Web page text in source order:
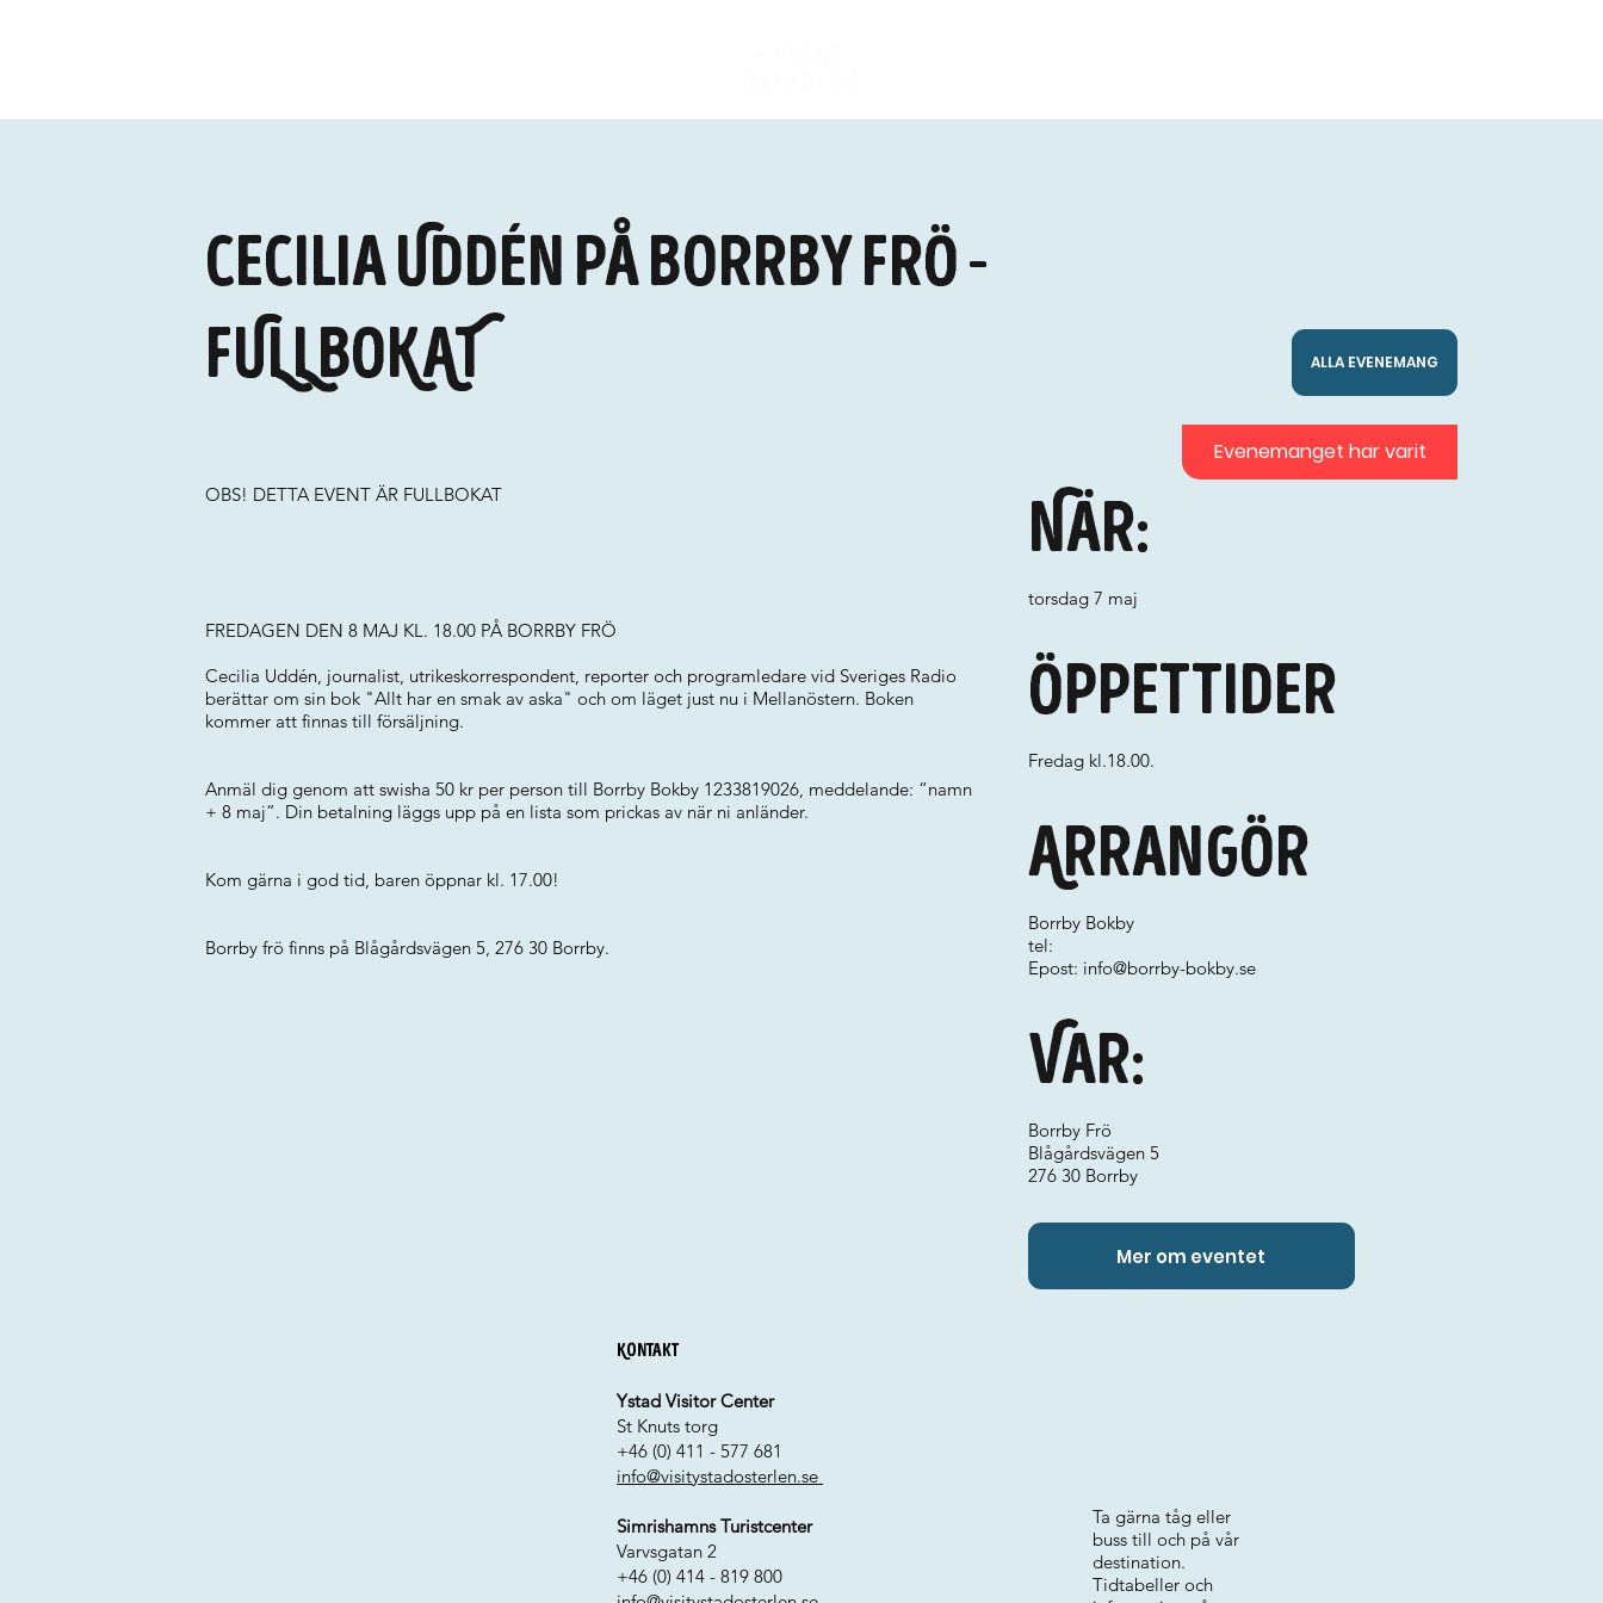
Cecilia Uddén på Borrby Frö -
FULLBOKAT
ALLA EVENEMANG
OBS! DETTA EVENT ÄR FULLBOKAT
FREDAGEN DEN 8 MAJ KL. 18.00 PÅ BORRBY FRÖ
Cecilia Uddén, journalist, utrikeskorrespondent, reporter och programledare vid Sveriges Radio
berättar om sin bok "Allt har en smak av aska" och om läget just nu i Mellanöstern. Boken
kommer att finnas till försäljning.
Anmäl dig genom att swisha 50 kr per person till Borrby Bokby 1233819026, meddelande: “namn
+ 8 maj”. Din betalning läggs upp på en lista som prickas av när ni anländer.
Kom gärna i god tid, baren öppnar kl. 17.00!
Borrby frö finns på Blågårdsvägen 5, 276 30 Borrby.
När:
torsdag 7 maj
Var:
Arrangör
Borrby Bokby
tel:
Epost: info@borrby-bokby.se
Borrby Frö
Blågårdsvägen 5
276 30 Borrby
Öppettider
Fredag kl.18.00.
Mer om eventet
Evenemanget har varit
Kontakt
Ystad Visitor Center
St Knuts torg
+46 (0) 411 - 577 681
info@visitystadosterlen.se
Simrishamns Turistcenter
Varvsgatan 2
+46 (0) 414 - 819 800
Ta gärna tåg eller
buss till och på vår
destination.
Tidtabeller och